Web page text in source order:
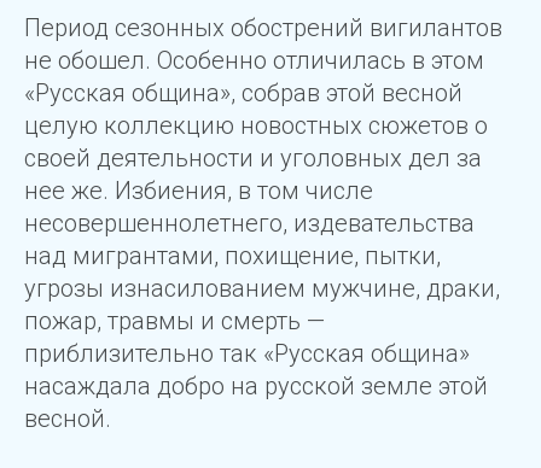
Период сезонных обострений вигилантов
не обошел. Особенно отличилась в этом
«Русская община», собрав этой весной
целую коллекцию новостных сюжетов о
своей деятельности и уголовных дел за
нее же. Избиения, в том числе
несовершеннолетнего, издевательства
над мигрантами, похищение, пытки,
угрозы изнасилованием мужчине, драки,
пожар, травмы и смерть —
приблизительно так «Русская община»
насаждала добро на русской земле этой
весной.